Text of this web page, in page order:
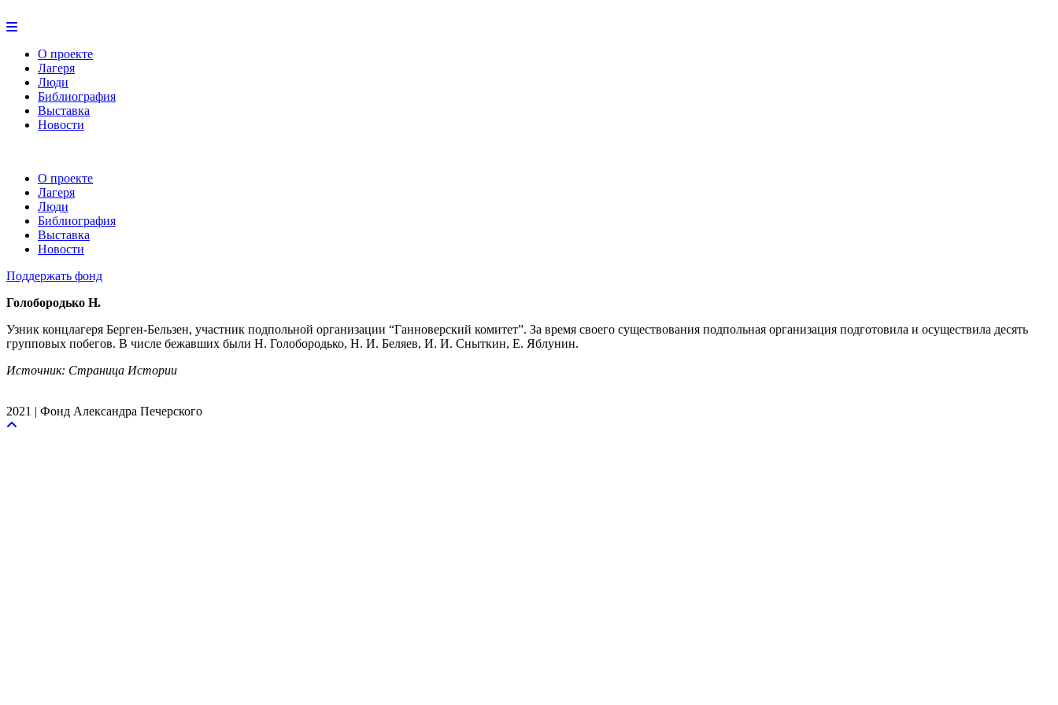
О проекте
Лагеря
Люди
Библиография
Выставка
Новости
О проекте
Лагеря
Люди
Библиография
Выставка
Новости
Поддержать фонд
Голобородько Н.
Узник концлагеря Берген-Бельзен, участник подпольной организации “Ганноверский комитет”. За время своего существования подпольная организация подготовила и осуществила десять
групповых побегов. В числе бежавших были Н. Голобородько, Н. И. Беляев, И. И. Сныткин, Е. Яблунин.
Источник: Страница Истории
2021 | Фонд Александра Печерского